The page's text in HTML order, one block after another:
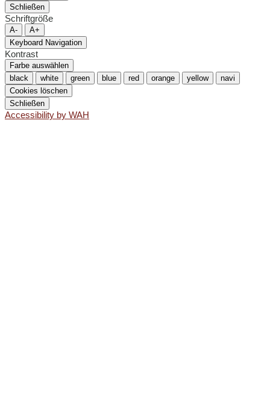
Schließen
Schriftgröße
A-
A+
Keyboard Navigation
Kontrast
Farbe auswählen
black
white green blue red orange yellow
navi
Cookies löschen
Schließen
Accessibility by WAH